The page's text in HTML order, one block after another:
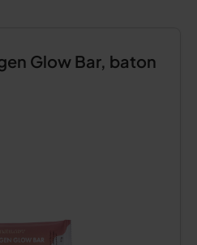
Glow Bar, baton